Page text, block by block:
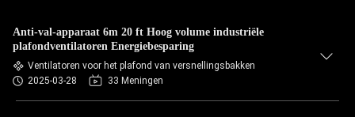
Anti-val-apparaat 6m 20 ft Hoog volume industriële
plafondventilatoren Energiebesparing
Ventilatoren voor het plafond van versnellingsbakken
2025-03-28
33 Meningen